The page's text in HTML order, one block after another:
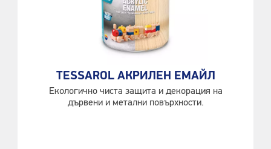
TESSAROL АКРИЛЕН ЕМАЙЛ
Екологично чиста защита и декорация на
дървени и метални повърхности.